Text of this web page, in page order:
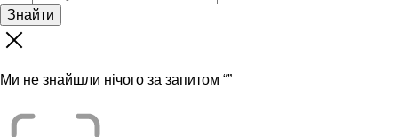
Знайти
Ми не знайшли нічого за запитом “”